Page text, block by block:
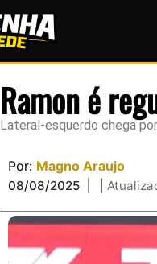
Ramon é
Lateral-esquerdo chega
Por: Magno Araujo
08/08/2025 |